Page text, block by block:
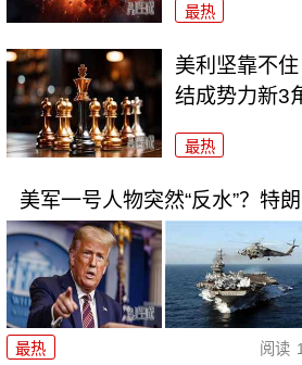
最热
美利坚靠不住
结成势力新3
最热
美军一号人物突然“反水”？特
最热 阅读